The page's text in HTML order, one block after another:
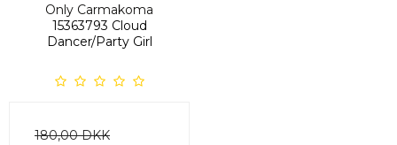
Only Carmakoma
15363793 Cloud
Dancer/Party Girl
180,00 DKK